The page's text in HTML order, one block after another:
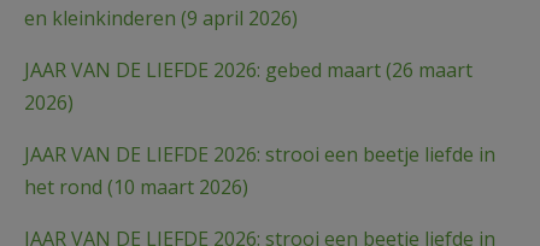
en kleinkinderen (9 april 2026)
JAAR VAN DE LIEFDE 2026: gebed maart (26 maart
2026)
JAAR VAN DE LIEFDE 2026: strooi een beetje liefde in
het rond (10 maart 2026)
JAAR VAN DE LIEFDE 2026: strooi een beetje liefde in